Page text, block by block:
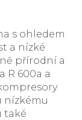
s ohledem
a nízké
přírodní a
R 600a a
nízkému
také